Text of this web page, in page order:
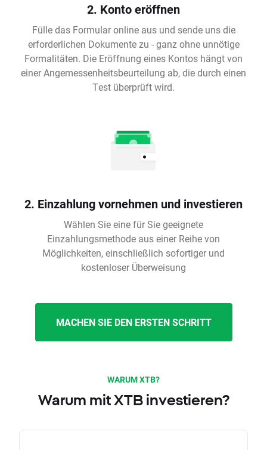
2. Konto eröffnen
Fülle das Formular online aus und sende uns die
erforderlichen Dokumente zu - ganz ohne unnötige
Formalitäten. Die Eröffnung eines Kontos hängt von
einer Angemessenheitsbeurteilung ab, die durch einen
Test überprüft wird.
2. Einzahlung vornehmen und investieren
Wählen Sie eine für Sie geeignete
Einzahlungsmethode aus einer Reihe von
Möglichkeiten, einschließlich sofortiger und
kostenloser Überweisung
MACHEN SIE DEN ERSTEN SCHRITT
WARUM XTB?
Warum mit XTB investieren?